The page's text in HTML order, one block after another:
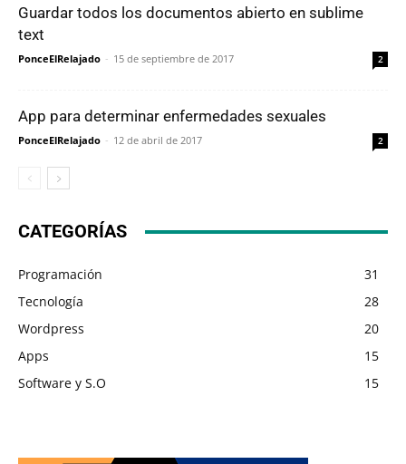
Guardar todos los documentos abierto en sublime
text
PonceElRelajado - 15 de septiembre de 2017 2
App para determinar enfermedades sexuales
PonceElRelajado - 12 de abril de 2017 2
CATEGORÍAS
Programación
31
Tecnología
28
Wordpress
20
Apps
15
Software y S.O
15